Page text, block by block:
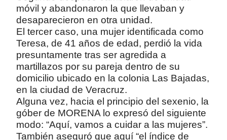
móvil y abandonaron la que llevaban y
desaparecieron en otra unidad.
El tercer caso, una mujer identificada como
Teresa, de 41 años de edad, perdió la vida
presuntamente tras ser agredida a
martillazos por su pareja dentro de su
domicilio ubicado en la colonia Las Bajadas,
en la ciudad de Veracruz.
Alguna vez, hacia el principio del sexenio, la
góber de MORENA lo expresó del siguiente
modo: “Aquí, vamos a cuidar a las mujeres”.
También aseguró que aquí “el índice de